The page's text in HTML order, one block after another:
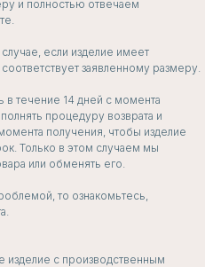
и полностью отвечаем
если изделие имеет
заявленному размеру.
течение 14 дней с момента
процедуру возврата и
получения, чтобы изделие
Только в этом случаем мы
или обменять его.
то ознакомьтесь,
изделие с производственным